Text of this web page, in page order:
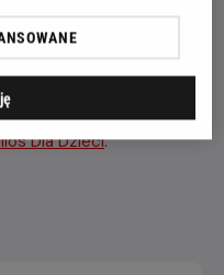
Poranki w dniu
zaprezentujemy
cz. 3.
fotograficznych
Dla Dzieci.